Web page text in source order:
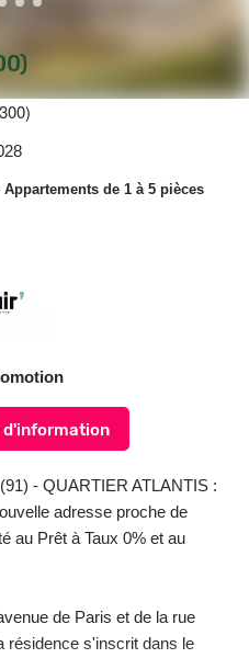
Appartements de 1 à 5 pièces
d'information
- QUARTIER ATLANTIS :
adresse proche de
au Prêt à Taux 0% et au
de Paris et de la rue
résidence s'inscrit dans le